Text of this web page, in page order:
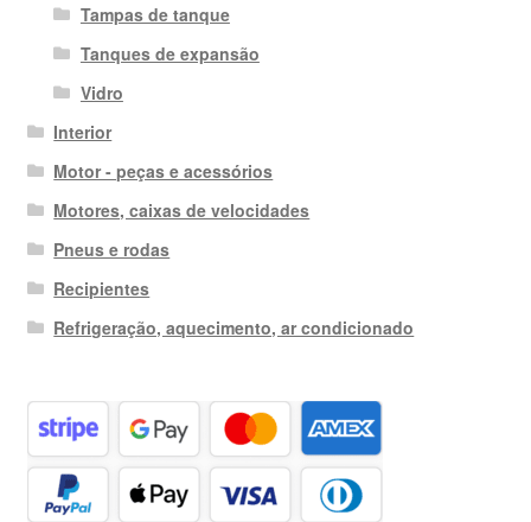
Tampas de tanque
Tanques de expansão
Vidro
Interior
Motor - peças e acessórios
Motores, caixas de velocidades
Pneus e rodas
Recipientes
Refrigeração, aquecimento, ar condicionado